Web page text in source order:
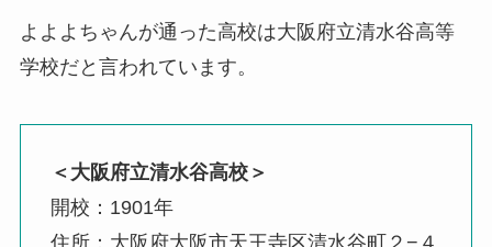
よよよちゃんが通った高校は大阪府立清水谷高等
学校だと言われています。
＜大阪府立清水谷高校＞
開校：1901年
住所：大阪府大阪市天王寺区清水谷町２−４